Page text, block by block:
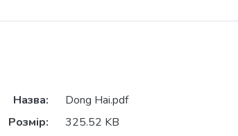
Назва:
Dong Hai.pdf
Розмір:
325.52 KB